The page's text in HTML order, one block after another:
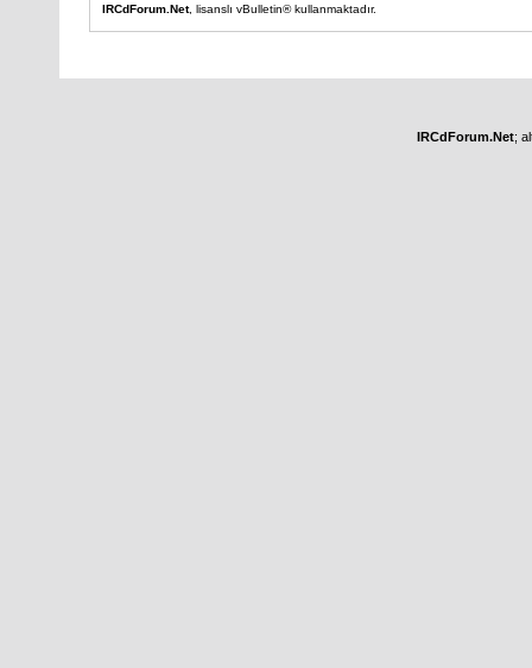
IRCdForum.Net, lisanslı vBulletin® kullanmaktadır.
IRCdForum.Net;